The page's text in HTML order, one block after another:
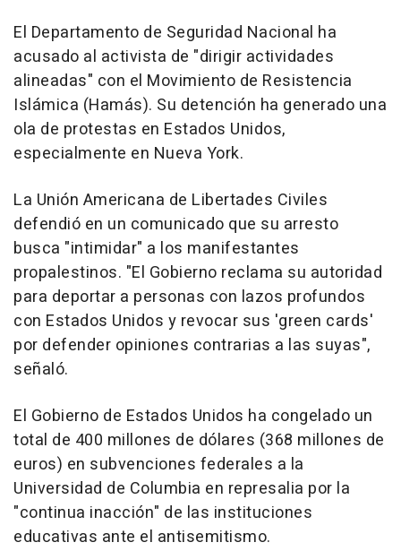
El Departamento de Seguridad Nacional ha
acusado al activista de "dirigir actividades
alineadas" con el Movimiento de Resistencia
Islámica (Hamás). Su detención ha generado una
ola de protestas en Estados Unidos,
especialmente en Nueva York.
La Unión Americana de Libertades Civiles
defendió en un comunicado que su arresto
busca "intimidar" a los manifestantes
propalestinos. "El Gobierno reclama su autoridad
para deportar a personas con lazos profundos
con Estados Unidos y revocar sus 'green cards'
por defender opiniones contrarias a las suyas",
señaló.
El Gobierno de Estados Unidos ha congelado un
total de 400 millones de dólares (368 millones de
euros) en subvenciones federales a la
Universidad de Columbia en represalia por la
"continua inacción" de las instituciones
educativas ante el antisemitismo.